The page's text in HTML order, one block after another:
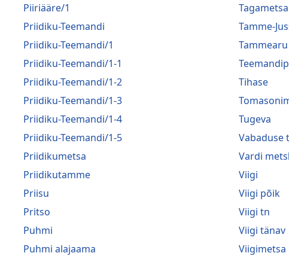
Piiriääre/1
Priidiku-Teemandi
Priidiku-Teemandi/1
Priidiku-Teemandi/1-1
Priidiku-Teemandi/1-2
Priidiku-Teemandi/1-3
Priidiku-Teemandi/1-4
Priidiku-Teemandi/1-5
Priidikumetsa
Priidikutamme
Priisu
Pritso
Puhmi
Puhmi alajaama
Tagametsa
Tamme-
Tammearu
Tihase
Tugeva
Vabaduse
Vardi
Viigi
Viigi põik
Viigi tn
Viigi tänav
Viigimetsa